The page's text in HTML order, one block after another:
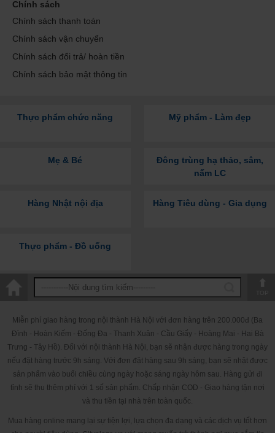
Chính sách
Chính sách thanh toán
Chính sách vận chuyển
Chính sách đổi trả/ hoàn tiền
Chính sách bảo mật thông tin
Thực phẩm chức năng Mỹ phẩm - Làm đẹp
Mẹ & Bé
Đông trùng hạ thảo, sâm,
nấm LC
Hàng Nhật nội địa Hàng Tiêu dùng - Gia dụng
Thực phẩm - Đồ uống
Miễn phí giao hàng trong nội thành Hà Nội với đơn hàng trên 200.000đ (Ba
Đình - Hoàn Kiếm - Đống Đa - Thanh Xuân - Cầu Giấy - Hoàng Mai - Hai Bà
Trưng - Tây Hồ). Đối với nội thành Hà Nội, bạn sẽ nhận được hàng trong ngày
nếu đặt hàng trước 9h sáng. Với đơn đặt hàng sau 9h sáng, bạn sẽ nhật được
sản phẩm vào buổi chiều cùng ngày hoặc sáng ngày hôm sau. Hàng gửi đi
tỉnh sẽ thu thêm phí với 1 số sản phẩm. Chấp nhận COD - Giao hàng tận nơi
và thu tiền tại nhà trên toàn quốc.
Mua hàng online mang lại sự tiện lợi, lựa chọn đa dạng và các dịch vụ tốt hơn